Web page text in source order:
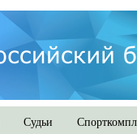
Судьи